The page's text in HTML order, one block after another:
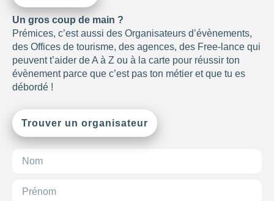
Un gros coup de main ?
Prémices, c’est aussi des Organisateurs d’évènements,
des Offices de tourisme, des agences, des Free-lance qui
peuvent t’aider de A à Z ou à la carte pour réussir ton
évènement parce que c’est pas ton métier et que tu es
débordé !
Trouver un organisateur
CONSEILLÉ
POUR
Choisir